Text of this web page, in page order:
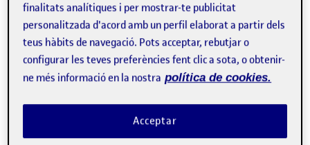
Semestre 20241 - Aula 1 8 Setembre, 2021
8 Setembre, 2021
Benvinguts i benvingudes!
Publicat per
Folio
Data de publicació15 setembre, 2022 3:08 pm
finalitats analítiques i per mostrar-te publicitat
personalitzada d'acord amb un perfil elaborat a partir dels
teus hàbits de navegació. Pots acceptar, rebutjar o
configurar les teves preferències fent clic a sota, o obtenir-
ne més informació en la nostra política de cookies.
Acceptar